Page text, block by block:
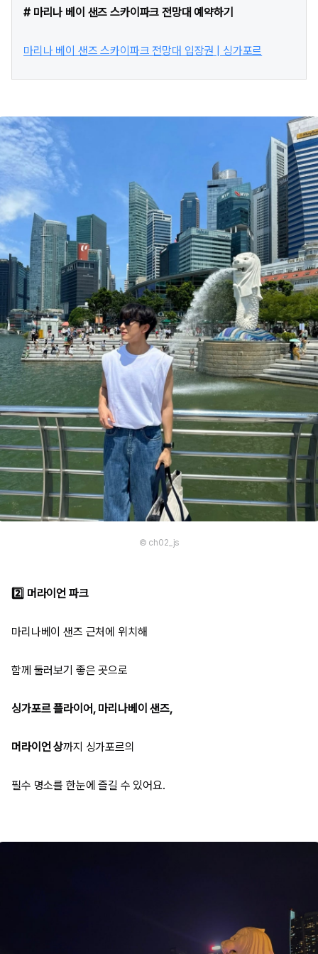
# 마리나 베이 샌즈 스카이파크 전망대 예약하기
마리나 베이 샌즈 스카이파크 전망대 입장권 | 싱가포르
© ch02_js
2️⃣ 머라이언 파크
마리나베이 샌즈 근처에 위치해
함께 둘러보기 좋은 곳으로
싱가포르 플라이어, 마리나베이 샌즈,
머라이언 상까지 싱가포르의
필수 명소를 한눈에 즐길 수 있어요.